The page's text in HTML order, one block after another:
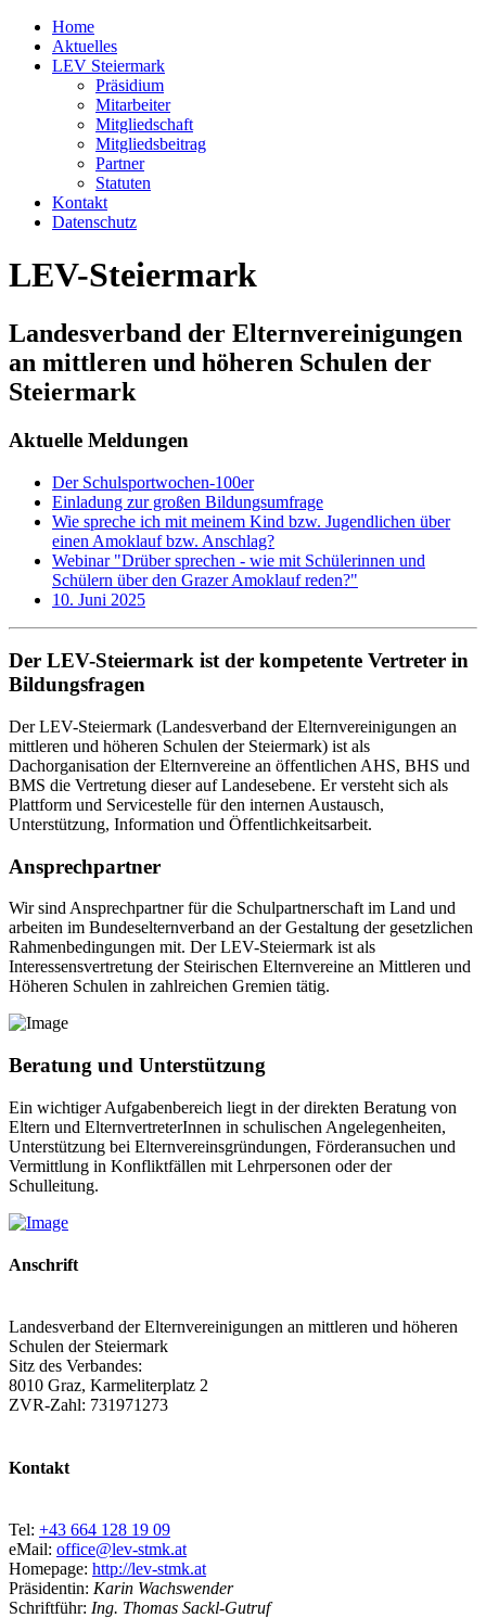
Home
Aktuelles
LEV Steiermark
Präsidium
Mitarbeiter
Mitgliedschaft
Mitgliedsbeitrag
Partner
Statuten
Kontakt
Datenschutz
LEV-Steiermark
Landesverband der Elternvereinigungen
an mittleren und höheren Schulen der
Steiermark
Aktuelle Meldungen
Der Schulsportwochen-100er
Einladung zur großen Bildungsumfrage
Wie spreche ich mit meinem Kind bzw. Jugendlichen über
einen Amoklauf bzw. Anschlag?
Webinar "Drüber sprechen - wie mit Schülerinnen und
Schülern über den Grazer Amoklauf reden?"
10. Juni 2025
Der LEV-Steiermark ist der kompetente Vertreter in
Bildungsfragen
Der LEV-Steiermark (Landesverband der Elternvereinigungen an
mittleren und höheren Schulen der Steiermark) ist als
Dachorganisation der Elternvereine an öffentlichen AHS, BHS und
BMS die Vertretung dieser auf Landesebene. Er versteht sich als
Plattform und Servicestelle für den internen Austausch,
Unterstützung, Information und Öffentlichkeitsarbeit.
Ansprechpartner
Wir sind Ansprechpartner für die Schulpartnerschaft im Land und
arbeiten im Bundeselternverband an der Gestaltung der gesetzlichen
Rahmenbedingungen mit. Der LEV-Steiermark ist als
Interessensvertretung der Steirischen Elternvereine an Mittleren und
Höheren Schulen in zahlreichen Gremien tätig.
Beratung und Unterstützung
Ein wichtiger Aufgabenbereich liegt in der direkten Beratung von
Eltern und ElternvertreterInnen in schulischen Angelegenheiten,
Unterstützung bei Elternvereinsgründungen, Förderansuchen und
Vermittlung in Konfliktfällen mit Lehrpersonen oder der
Schulleitung.
Anschrift
Landesverband der Elternvereinigungen an mittleren und höheren
Schulen der Steiermark
Sitz des Verbandes:
8010 Graz, Karmeliterplatz 2
ZVR-Zahl: 731971273
Kontakt
Tel: +43 664 128 19 09
eMail: office@lev-stmk.at
Homepage: http://lev-stmk.at
Präsidentin: Karin Wachswender
Schriftführ: Ing. Thomas Sackl-Gutruf